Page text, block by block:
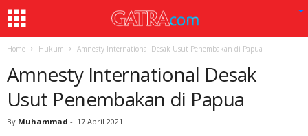
Home Hukum Amnesty International Desak Usut Penembakan di Papua
Amnesty International Desak
Usut Penembakan di Papua
By Muhammad - 17 April 2021